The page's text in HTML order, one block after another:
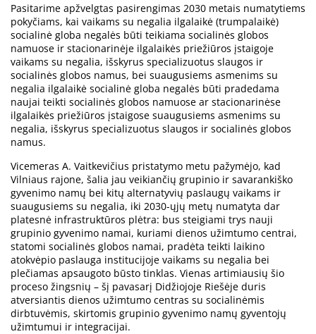
Pasitarime apžvelgtas pasirengimas 2030 metais numatytiems
pokyčiams, kai vaikams su negalia ilgalaikė (trumpalaikė)
socialinė globa negalės būti teikiama socialinės globos
namuose ir stacionarinėje ilgalaikės priežiūros įstaigoje
vaikams su negalia, išskyrus specializuotus slaugos ir
socialinės globos namus, bei suaugusiems asmenims su
negalia ilgalaikė socialinė globa negalės būti pradedama
naujai teikti socialinės globos namuose ar stacionarinėse
ilgalaikės priežiūros įstaigose suaugusiems asmenims su
negalia, išskyrus specializuotus slaugos ir socialinės globos
namus.
Vicemeras A. Vaitkevičius pristatymo metu pažymėjo, kad
Vilniaus rajone, šalia jau veikiančių grupinio ir savarankiško
gyvenimo namų bei kitų alternatyvių paslaugų vaikams ir
suaugusiems su negalia, iki 2030-ųjų metų numatyta dar
platesnė infrastruktūros plėtra: bus steigiami trys nauji
grupinio gyvenimo namai, kuriami dienos užimtumo centrai,
statomi socialinės globos namai, pradėta teikti laikino
atokvėpio paslauga institucijoje vaikams su negalia bei
plečiamas apsaugoto būsto tinklas. Vienas artimiausių šio
proceso žingsnių – šį pavasarį Didžiojoje Riešėje duris
atversiantis dienos užimtumo centras su socialinėmis
dirbtuvėmis, skirtomis grupinio gyvenimo namų gyventojų
užimtumui ir integracijai.